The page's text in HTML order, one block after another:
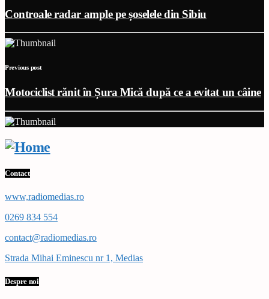
Controale radar ample pe șoselele din Sibiu
Previous post
Motociclist rănit în Șura Mică după ce a evitat un câine
Contact
www,radiomedias.ro
0269 834 554
contact@radiomedias.ro
Strada Mihai Eminescu nr 1, Medias
Despre noi